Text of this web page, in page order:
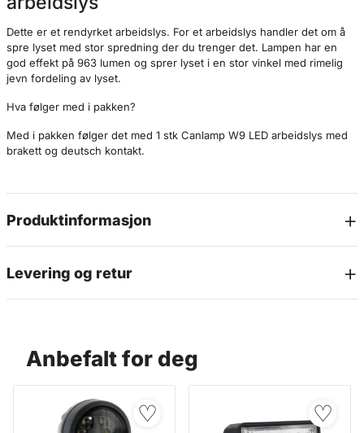
Dette er et rendyrket arbeidslys. For et arbeidslys handler det om å
spre lyset med stor spredning der du trenger det. Lampen har en
god effekt på 963 lumen og sprer lyset i en stor vinkel med rimelig
jevn fordeling av lyset.
Hva følger med i pakken?
Med i pakken følger det med 1 stk Canlamp W9 LED arbeidslys med
brakett og deutsch kontakt.
Produktinformasjon
Levering og retur
Anbefalt for deg
♡ ♡